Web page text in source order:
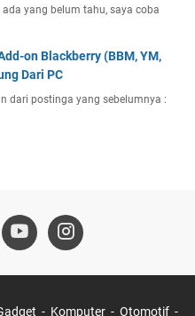
yang belum tahu, saya coba
on Blackberry (BBM, YM,
Dari PC
dari postinga yang sebelumnya :
Komputer Otomotif